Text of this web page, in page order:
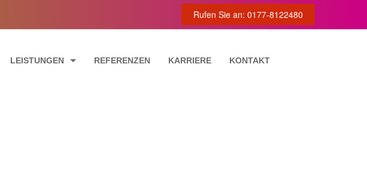
Rufen Sie an: 0177-8122480
LEISTUNGEN REFERENZEN KARRIERE KONTAKT